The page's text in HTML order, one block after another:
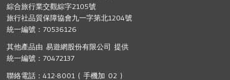
綜合旅行業交觀綜字2105號
旅行社品質保障協會九一字第北1204號
統一編號：70536126
其他產品由 易遊網股份有限公司 提供
統一編號：70472137
聯絡電話：412-8001 ( 手機加 02 )